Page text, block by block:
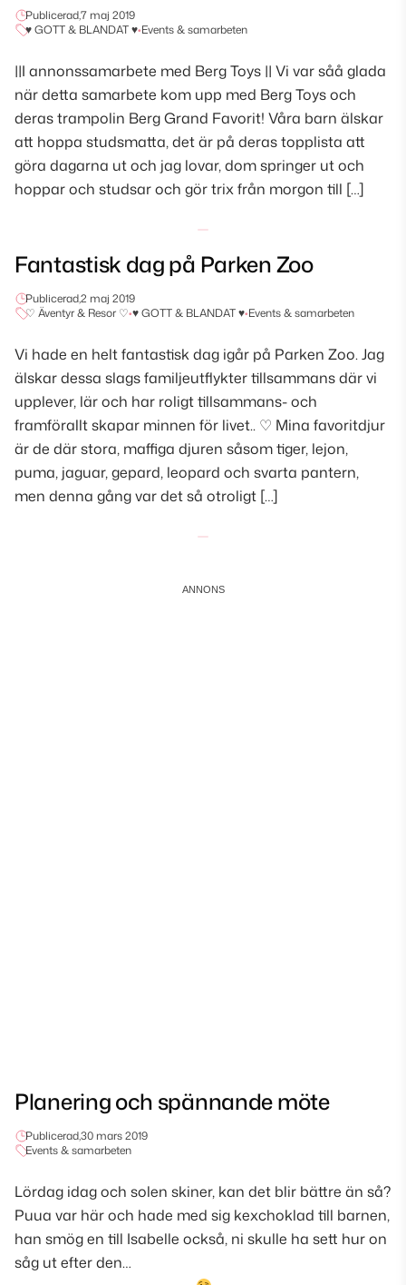
Publicerad,7 maj 2019
♥ GOTT & BLANDAT ♥•Events & samarbeten
||I annonssamarbete med Berg Toys || Vi var såå glada
när detta samarbete kom upp med Berg Toys och
deras trampolin Berg Grand Favorit! Våra barn älskar
att hoppa studsmatta, det är på deras topplista att
göra dagarna ut och jag lovar, dom springer ut och
hoppar och studsar och gör trix från morgon till […]
Fantastisk dag på Parken Zoo
Publicerad,2 maj 2019
♡ Äventyr & Resor ♡•♥ GOTT & BLANDAT ♥•Events & samarbeten
Vi hade en helt fantastisk dag igår på Parken Zoo. Jag
älskar dessa slags familjeutflykter tillsammans där vi
upplever, lär och har roligt tillsammans- och
framförallt skapar minnen för livet.. ♡ Mina favoritdjur
är de där stora, maffiga djuren såsom tiger, lejon,
puma, jaguar, gepard, leopard och svarta pantern,
men denna gång var det så otroligt […]
Planering och spännande möte
Publicerad,30 mars 2019
Events & samarbeten
Lördag idag och solen skiner, kan det blir bättre än så?
Puua var här och hade med sig kexchoklad till barnen,
han smög en till Isabelle också, ni skulle ha sett hur on
såg ut efter den…